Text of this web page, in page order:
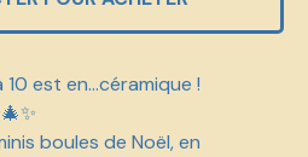
10 est en...céramique !
boules de Noël, en